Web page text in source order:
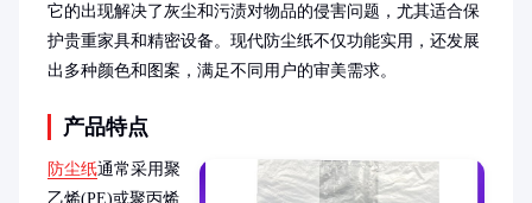
它的出现解决了灰尘和污渍对物品的侵害问题，尤其适合保
护贵重家具和精密设备。现代防尘纸不仅功能实用，还发展
出多种颜色和图案，满足不同用户的审美需求。
产品特点
防尘纸通常采用聚
乙烯(PE)或聚丙烯